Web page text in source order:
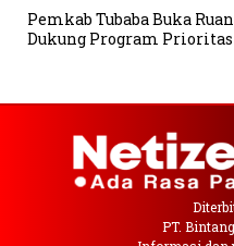
Pemkab Tubaba Buka
Dukung Program Prioritas
PT.